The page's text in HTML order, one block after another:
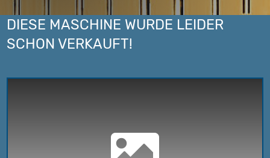
DIESE MASCHINE WURDE LEIDER
SCHON VERKAUFT!